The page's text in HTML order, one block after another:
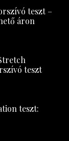
teszt –
áron
teszt
teszt: